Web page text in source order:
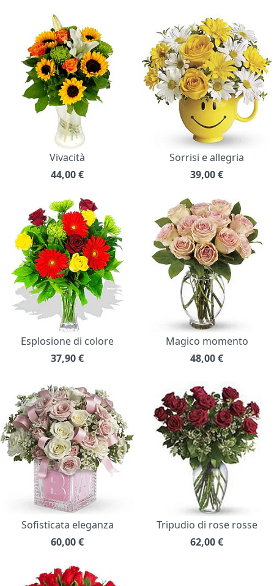
Vivacità
44,00€
Sorrisi e allegria
39,00€
Esplosione di colore
37,90€
Magico momento
48,00€
Sofisticata eleganza
60,00€
Tripudio di rose rosse
62,00€